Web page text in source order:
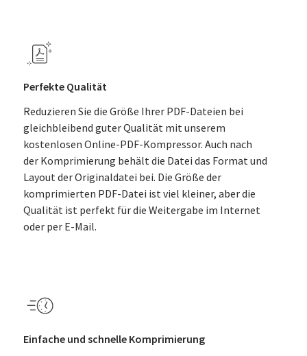
Perfekte Qualität
Reduzieren Sie die Größe Ihrer PDF-Dateien bei
gleichbleibend guter Qualität mit unserem
kostenlosen Online-PDF-Kompressor. Auch nach
der Komprimierung behält die Datei das Format und
Layout der Originaldatei bei. Die Größe der
komprimierten PDF-Datei ist viel kleiner, aber die
Qualität ist perfekt für die Weitergabe im Internet
oder per E-Mail.
Einfache und schnelle Komprimierung